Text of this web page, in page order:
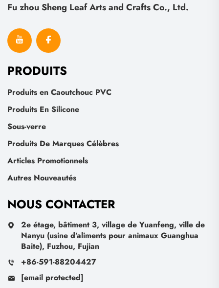
Fu zhou Sheng Leaf Arts and Crafts Co., Ltd.
PRODUITS
Produits en Caoutchouc PVC
Produits En Silicone
Sous-verre
Produits De Marques Célèbres
Articles Promotionnels
Autres Nouveautés
NOUS CONTACTER
2e étage, bâtiment 3, village de Yuanfeng, ville de
Nanyu (usine d’aliments pour animaux Guanghua
Baite), Fuzhou, Fujian
+86-591-88204427
[email protected]